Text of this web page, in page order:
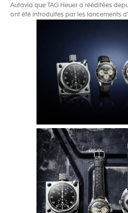
Autavia que TAG Heuer a rééditées
ont été introduites par les lancements